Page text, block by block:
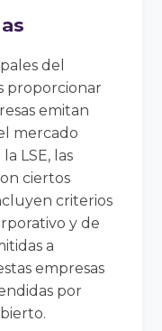
del
proporcionar
emitan
mercado
LSE, las
ciertos
criterios
y de
a
empresas
por